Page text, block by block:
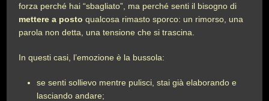
forza perché hai “sbagliato”, ma perché senti il bisogno di
mettere a posto qualcosa rimasto sporco: un rimorso, una
parola non detta, una tensione che si trascina.
In questi casi, l’emozione è la bussola:
se senti sollievo mentre pulisci, stai già elaborando e
lasciando andare;